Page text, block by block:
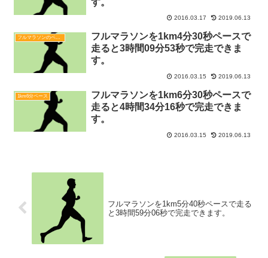
2016.03.17 2019.06.13
フルマラソンのペース早見表
フルマラソンを1km4分30秒ペースで
走ると3時間09分53秒で完走できま
す。
2016.03.15 2019.06.13
1km6分ペース
フルマラソンを1km6分30秒ペースで
走ると4時間34分16秒で完走できま
す。
2016.03.15 2019.06.13
フルマラソンを1km5分40秒ペースで走る
と3時間59分06秒で完走できます。